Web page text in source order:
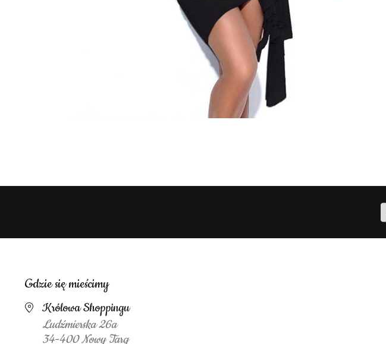
Gdzie się mieścimy
Królowa Shoppingu
Ludźmierska 26a
34-400 Nowy Targ